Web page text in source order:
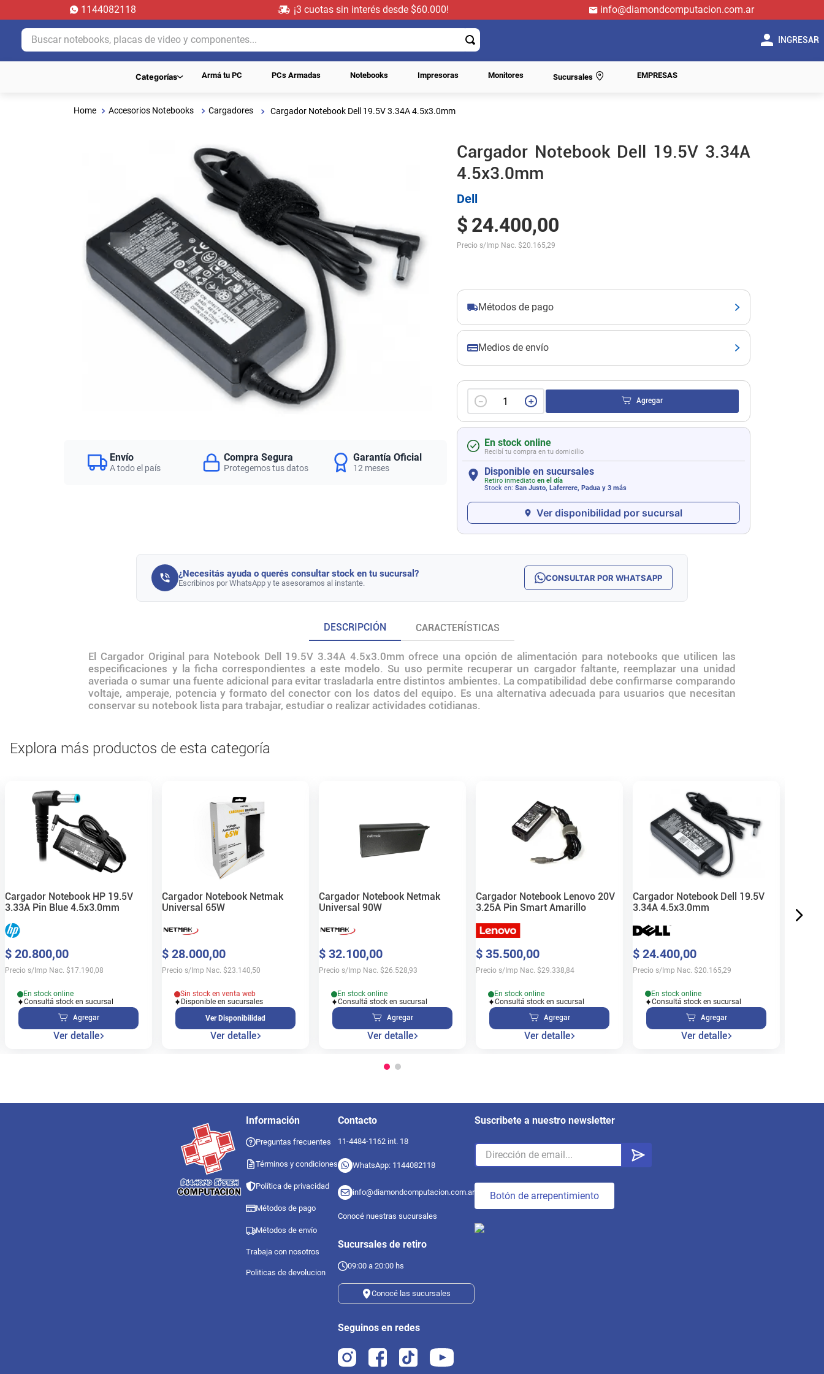
1144082118 ¡3 cuotas sin interés desde $60.000!
info@diamondcomputacion.com.ar
Buscar notebooks, placas de video y componentes...
INGRESAR
Categorías Armá tu PC PCs Armadas Notebooks Impresoras Monitores Sucursales EMPRESAS
Accesorios Notebooks Cargadores Cargador Notebook Dell 19.5V 3.34A 4.5x3.0mm
Envío
A todo el país
Compra Segura
Protegemos tus datos
Garantía Oficial
12 meses
Cargador Notebook Dell 19.5V 3.34A
4.5x3.0mm
Dell
$ 24.400,00
Precio s/Imp Nac. $20.165,29
Métodos de pago
Medios de envío
＋
－ Agregar
En stock online
Recibí tu compra en tu domicilio
Disponible en sucursales
Retiro inmediato en el día
Stock en: San Justo, Laferrere, Paduay 3 más
Ver disponibilidad por sucursal
¿Necesitás ayuda o querés consultar stock en tu sucursal?
Escribinos por WhatsApp y te asesoramos al instante. CONSULTAR POR WHATSAPP
DESCRIPCIÓN CARACTERÍSTICAS
El Cargador Original para Notebook Dell 19.5V 3.34A 4.5x3.0mm ofrece una opción de alimentación para notebooks que utilicen las
especificaciones y la ficha correspondientes a este modelo. Su uso permite recuperar un cargador faltante, reemplazar una unidad
averiada o sumar una fuente adicional para evitar trasladarla entre distintos ambientes. La compatibilidad debe confirmarse comparando
voltaje, amperaje, potencia y formato del conector con los datos del equipo. Es una alternativa adecuada para usuarios que necesitan
conservar su notebook lista para trabajar, estudiar o realizar actividades cotidianas.
Explora más productos de esta categoría
Cargador Notebook HP 19.5V
3.33A Pin Blue 4.5x3.0mm
$ 20.800,00
Precio s/Imp Nac. $17.190,08
En stock online
Consultá stock en sucursal
Agregar
Ver detalle
Cargador Notebook Netmak
Universal 65W
$ 28.000,00
Precio s/Imp Nac. $23.140,50
Sin stock en venta web
Disponible en sucursales
Ver Disponibilidad
Ver detalle
Cargador Notebook Netmak
Universal 90W
$ 32.100,00
Precio s/Imp Nac. $26.528,93
En stock online
Consultá stock en sucursal
Agregar
Ver detalle
Cargador Notebook Lenovo 20V
3.25A Pin Smart Amarillo
$ 35.500,00
Precio s/Imp Nac. $29.338,84
En stock online
Consultá stock en sucursal
Agregar
Ver detalle
Cargador Notebook Dell 19.5V
3.34A 4.5x3.0mm
$ 24.400,00
Precio s/Imp Nac. $20.165,29
En stock online
Consultá stock en sucursal
Agregar
Ver detalle
Información
Preguntas frecuentes
Términos y condiciones
Política de privacidad
Métodos de pago
Métodos de envío
Trabaja con nosotros
Politicas de devolucion
Contacto
11-4484-1162 int. 18
WhatsApp: 1144082118
info@diamondcomputacion.com.ar
Conocé nuestras sucursales
Sucursales de retiro
09:00 a 20:00 hs
Conocé las sucursales
Seguinos en redes
Suscribete a nuestro newsletter
Botón de arrepentimiento